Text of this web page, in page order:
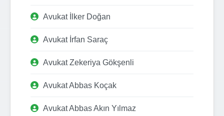
Avukat İlker Doğan
Avukat İrfan Saraç
Avukat Zekeriya Gökşenli
Avukat Abbas Koçak
Avukat Abbas Akın Yılmaz